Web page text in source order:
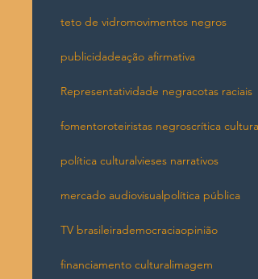
teto de vidromovimentos negros
publicidadeação afirmativa
Representatividade negracotas raciais
fomentoroteiristas negroscrítica cultural
política culturalvieses narrativos
mercado audiovisualpolítica pública
TV brasileirademocraciaopinião
financiamento culturalimagem